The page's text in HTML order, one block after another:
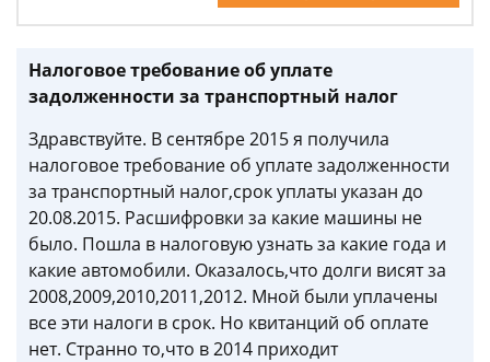
Налоговое требование об уплате
задолженности за транспортный налог
Здравствуйте. В сентябре 2015 я получила
налоговое требование об уплате задолженности
за транспортный налог,срок уплаты указан до
20.08.2015. Расшифровки за какие машины не
было. Пошла в налоговую узнать за какие года и
какие автомобили. Оказалось,что долги висят за
2008,2009,2010,2011,2012. Мной были уплачены
все эти налоги в срок. Но квитанций об оплате
нет. Странно то,что в 2014 приходит